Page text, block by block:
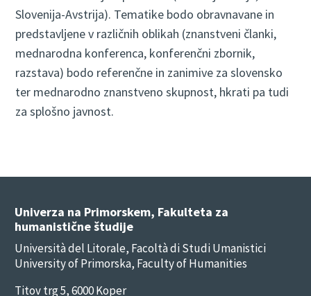
Slovenija-Avstrija). Tematike bodo obravnavane in
predstavljene v različnih oblikah (znanstveni članki,
mednarodna konferenca, konferenčni zbornik,
razstava) bodo referenčne in zanimive za slovensko
ter mednarodno znanstveno skupnost, hkrati pa tudi
za splošno javnost.
Univerza na Primorskem, Fakulteta za
humanistične študije
Università del Litorale, Facoltà di Studi Umanistici
University of Primorska, Faculty of Humanities
Titov trg 5, 6000 Koper